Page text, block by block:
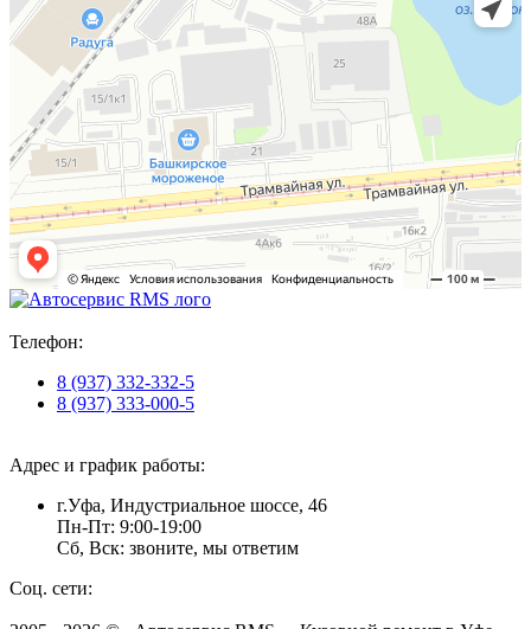
Телефон:
8 (937) 332-332-5
8 (937) 333-000-5
Адрес и график работы:
г.Уфа, Индустриальное шоссе, 46
Пн-Пт: 9:00-19:00
Сб, Вск: звоните, мы ответим
Соц. сети: